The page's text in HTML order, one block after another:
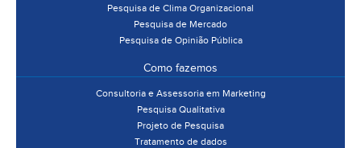
Pesquisa de Clima Organizacional
Pesquisa de Mercado
Pesquisa de Opinião Pública
Como fazemos
Consultoria e Assessoria em Marketing
Pesquisa Qualitativa
Projeto de Pesquisa
Tratamento de dados